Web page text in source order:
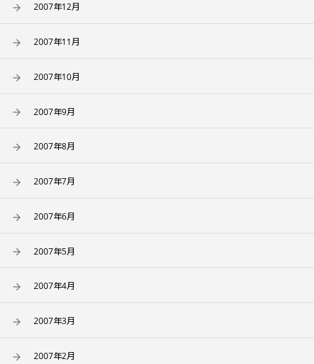
2007年12月
2007年11月
2007年10月
2007年9月
2007年8月
2007年7月
2007年6月
2007年5月
2007年4月
2007年3月
2007年2月